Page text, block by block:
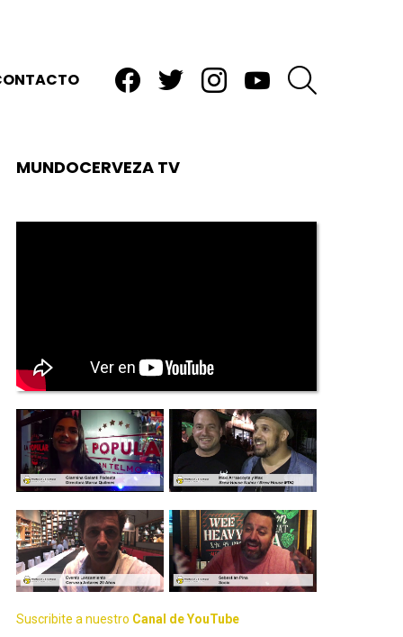
MUNDOCERVEZA TV
Suscribite a nuestro Canal de YouTube